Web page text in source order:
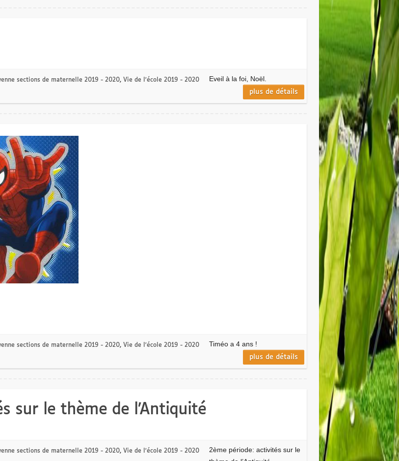
sections de maternelle 2019 - 2020, Vie de l'école 2019 - 2020 Eveil à la foi, Noël.
plus de détails
sections de maternelle 2019 - 2020, Vie de l'école 2019 - 2020 Timéo a 4 ans !
plus de détails
sur le thème de l’Antiquité
sections de maternelle 2019 - 2020, Vie de l'école 2019 - 2020
2ème période: activités sur le